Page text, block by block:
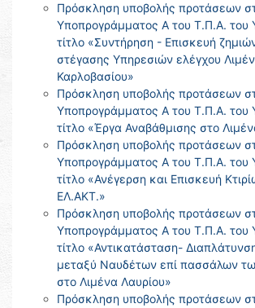
Πρόσκληση υποβολής προτάσεων
Υποπρογράμματος Α του Τ.Π.Α.
τίτλο «Συντήρηση - Επισκευή
στέγασης Υπηρεσιών ελέγχου
Καρλοβασίου»
Πρόσκληση υποβολής προτάσεων
Υποπρογράμματος Α του Τ.Π.Α.
τίτλο «Έργα Αναβάθμισης στο
Πρόσκληση υποβολής προτάσεων
Υποπρογράμματος Α του Τ.Π.Α.
τίτλο «Ανέγερση και Επισκευή
ΕΛ.ΑΚΤ.»
Πρόσκληση υποβολής προτάσεων
Υποπρογράμματος Α του Τ.Π.Α.
τίτλο «Αντικατάσταση-
μεταξύ Ναυδέτων επί πασσάλων
στο Λιμένα Λαυρίου»
Πρόσκληση υποβολής προτάσεων